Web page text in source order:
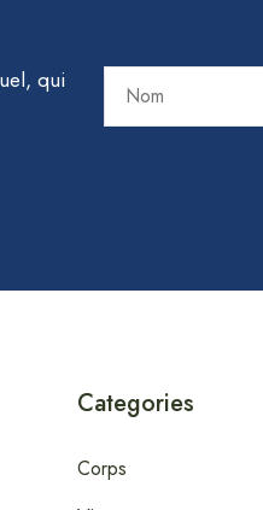
qui
Categories
Corps